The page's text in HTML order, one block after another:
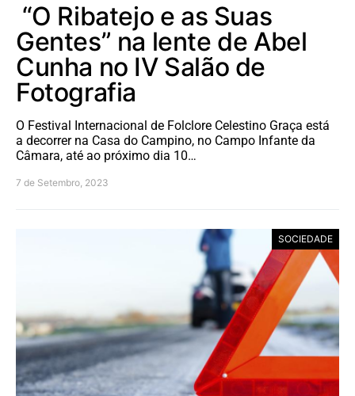
“O Ribatejo e as Suas
Gentes” na lente de Abel
Cunha no IV Salão de
Fotografia
O Festival Internacional de Folclore Celestino Graça está
a decorrer na Casa do Campino, no Campo Infante da
Câmara, até ao próximo dia 10…
7 de Setembro, 2023
SOCIEDADE